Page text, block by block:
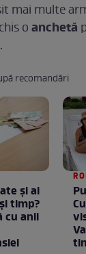
mai multe
oanchetă
recomandări
și ai
timp?
cu anii